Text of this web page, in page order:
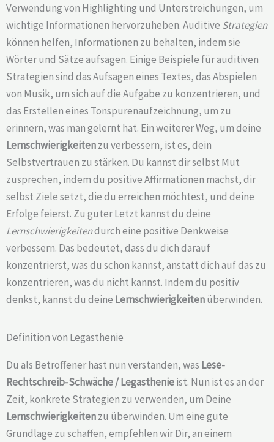
Verwendung von Highlighting und Unterstreichungen, um
wichtige Informationen hervorzuheben. Auditive Strategien
können helfen, Informationen zu behalten, indem sie
Wörter und Sätze aufsagen. Einige Beispiele für auditiven
Strategien sind das Aufsagen eines Textes, das Abspielen
von Musik, um sich auf die Aufgabe zu konzentrieren, und
das Erstellen eines Tonspurenaufzeichnung, um zu
erinnern, was man gelernt hat. Ein weiterer Weg, um deine
Lernschwierigkeitenzu verbessern, ist es, dein
Selbstvertrauen zu stärken. Du kannst dir selbst Mut
zusprechen, indem du positive Affirmationen machst, dir
selbst Ziele setzt, die du erreichen möchtest, und deine
Erfolge feierst. Zu guter Letzt kannst du deine
Lernschwierigkeitendurch eine positive Denkweise
verbessern. Das bedeutet, dass du dich darauf
konzentrierst, was du schon kannst, anstatt dich auf das zu
konzentrieren, was du nicht kannst. Indem du positiv
denkst, kannst du deine Lernschwierigkeitenüberwinden.
Definition von Legasthenie
Du als Betroffener hast nun verstanden, was Lese-
Rechtschreib-Schwäche /Legasthenieist. Nun ist es an der
Zeit, konkrete Strategien zu verwenden, um Deine
Lernschwierigkeitenzu überwinden. Um eine gute
Grundlage zu schaffen, empfehlen wir Dir, an einem